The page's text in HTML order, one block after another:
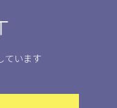
ています